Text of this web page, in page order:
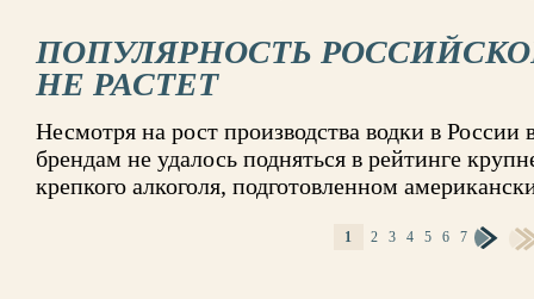
ПОПУЛЯРНОСТЬ
НЕ РАСТЕТ
Несмотря на рост производства водки в России
брендам не удалось подняться в рейтинге
крепкого алкоголя, подготовленном
1 2 3 4 5 6 7